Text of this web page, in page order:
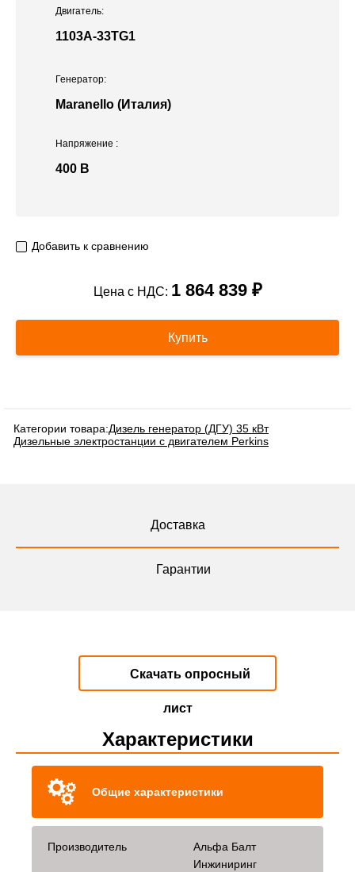
Двигатель:
1103A-33TG1
Напряжение :
400 В
Генератор:
Maranello (Италия)
Добавить к сравнению
Цена с НДС: 1 864 839 ₽
Купить
Категории товара:Дизель генератор (ДГУ) 35 кВт
Дизельные электростанции с двигателем Perkins
Доставка
Гарантии
Скачать опросный
лист
Характеристики
Общие характеристики
Производитель
Альфа Балт
Инжиниринг